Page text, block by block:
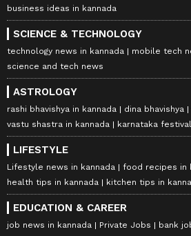
business ideas in kannada
SCIENCE & TECHNOLOGY
technology news in kannada
mobile tech
science and tech news
ASTROLOGY
rashi bhavishya in kannada dina bhavishya
vastu shastra in kannada
karnataka
LIFESTYLE
Lifestyle news in kannada
food recipes in
health tips in kannada
kitchen tips in
EDUCATION & CAREER
job news in kannada Private Jobs
bank